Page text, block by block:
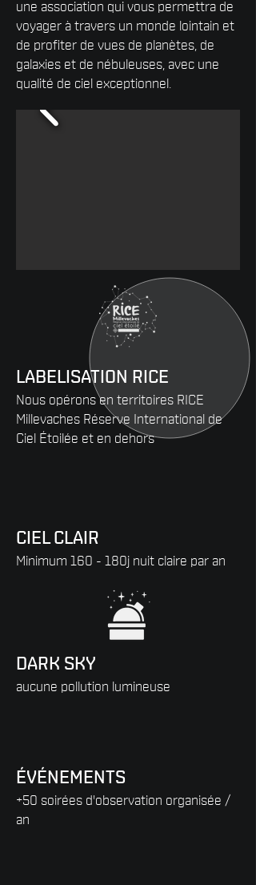
une association qui vous permettra de
voyager à travers un monde lointain et
de profiter de vues de planètes, de
galaxies et de nébuleuses, avec une
qualité de ciel exceptionnel.
LABELISATION RICE
Nous opérons en territoires RICE
Millevaches Réserve International de
Ciel Étoilée et en dehors
CIEL CLAIR
Minimum 160 - 180j nuit claire par an
DARK SKY
aucune pollution lumineuse
ÉVÉNEMENTS
+50 soirées d'observation organisée /
an